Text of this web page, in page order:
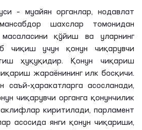
– муайян органлар, нодавлат
шахслар томонидан
қўйиш ва уларнинг
чиқиш учун қонун чиқарувчи
ҳуқуқидир. Қонун чиқариш
жараёнининг илк босқичи.
саъй-ҳаракатларга асосланади,
чиқарувчи органга қонунчилик
киритилади, парламент
асосида янги қонун чиқариши,